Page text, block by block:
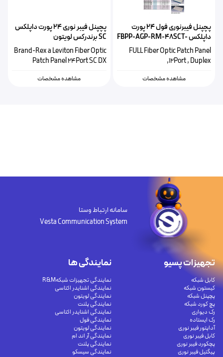
پچپنل فیبرنوری فول 24 پورت
داپلکس FBPP-AGP-RM-48SCT-
BK
FULL Fiber Optic Patch Panel
,12Port , Duplex
مشاهده مشخصات
پچپنل فیبر نوری ۲۴ پورت داپلکس
SC برندرکس لویتون
FPCC1SXXX48DC2
Brand-Rex a Leviton Fiber Optic
Patch Panel 24Port SC DX
مشاهده مشخصات
سامانه ارتباط وستا
Vesta Communication System
تجهیزات پسیو
کابل شبکه
کیستون شبکه
پچپنل شبکه
پچ کورد شبکه
رک دیواری
رک ایستاده
آداپتور فیبر نوری
کابل فیبر نوری
پچکورد فیبر نوری
پیگتیل فیبر نوری
نمایندگی ها
نمایندگی تجهیزات شبکهR&M
نمایندگی اشنایدر اکتاسی
نمایندگی لویتون
نمایندگی پلنت
نمایندگی اشنایدر اکتاسی
نمایندگی فول
نمایندگی لویتون
نمایندگی آر اند ام
نمایندگی پلنت
نمایندگی سیسکو